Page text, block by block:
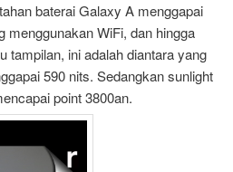
baterai Galaxy A menggapai
menggunakan WiFi, dan hingga
tampilan, ini adalah diantara yang
590 nits. Sedangkan sunlight
point 3800an.